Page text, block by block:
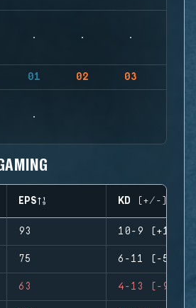
01 02 03
EPS KD (+/-)
93 10-9 (+1)
75 6-11 (-5)
63 4-13 (-9)